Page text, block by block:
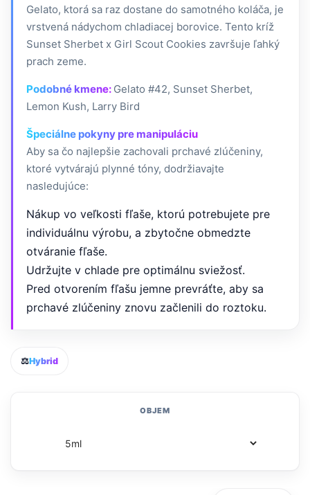
Gelato, ktorá sa raz dostane do samotného koláča, je
vrstvená nádychom chladiacej borovice. Tento kríž
Sunset Sherbet x Girl Scout Cookies završuje ľahký
prach zeme.
Podobné kmene: Gelato #42, Sunset Sherbet,
Lemon Kush, Larry Bird
Špeciálne pokyny pre manipuláciu
Aby sa čo najlepšie zachovali prchavé zlúčeniny,
ktoré vytvárajú plynné tóny, dodržiavajte
nasledujúce:
Nákup vo veľkosti fľaše, ktorú potrebujete pre
individuálnu výrobu, a zbytočne obmedzte
otváranie fľaše.
Udržujte v chlade pre optimálnu sviežosť.
Pred otvorením fľašu jemne prevráťte, aby sa
prchavé zlúčeniny znovu začlenili do roztoku.
⚖️Hybrid
OBJEM